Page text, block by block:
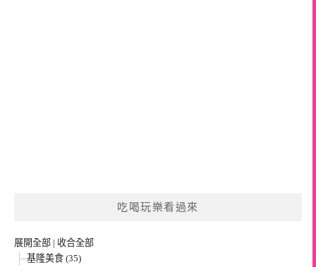
吃喝玩樂看過來
展開全部 | 收合全部
基隆美食 (35)